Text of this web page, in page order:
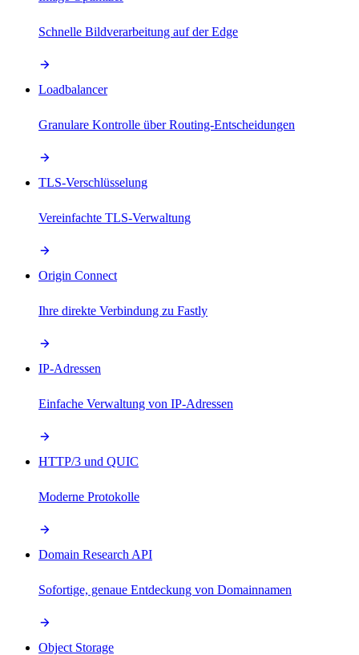
Schnelle Bildverarbeitung auf der Edge
Loadbalancer
Granulare Kontrolle über Routing-Entscheidungen
TLS-Verschlüsselung
Vereinfachte TLS-Verwaltung
Origin Connect
Ihre direkte Verbindung zu Fastly
IP-Adressen
Einfache Verwaltung von IP-Adressen
HTTP/3 und QUIC
Moderne Protokolle
Domain Research API
Sofortige, genaue Entdeckung von Domainnamen
Object Storage